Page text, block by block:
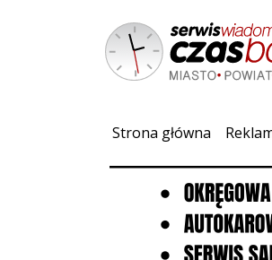
Strona główna (current)